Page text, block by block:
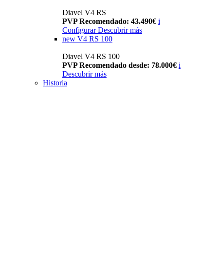
Diavel V4 RS
PVP Recomendado: 43.490€ i
Configurar Descubrir más
new V4 RS 100
Diavel V4 RS 100
PVP Recomendado desde: 78.000€ i
Descubrir más
Historia